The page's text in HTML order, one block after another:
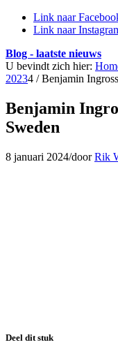
Link naar
Link naar
Blog - laatste nieuws
U bevindt zich hier:
20234 / Benjamin
Benjamin
Sweden
8 januari 2024/doorRik
Deel dit stuk